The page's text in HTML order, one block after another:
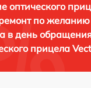
оптического
по желанию
в день
прицела